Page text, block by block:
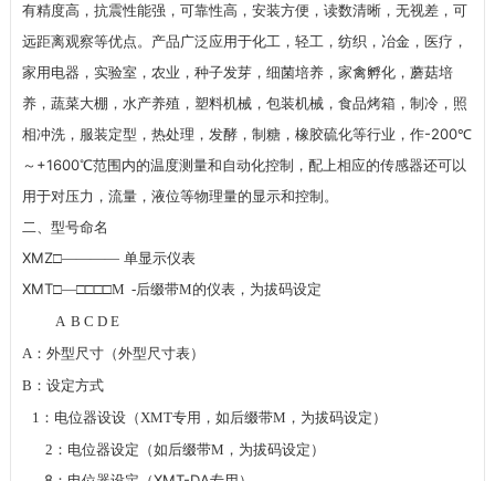
有精度高，抗震性能强，可靠性高，安装方便，读数清晰，无视差，可
远距离观察等优点。产品广泛应用于化工，轻工，纺织，冶金，医疗，
家用电器，实验室，农业，种子发芽，细菌培养，家禽孵化，蘑菇培
养，蔬菜大棚，水产养殖，塑料机械，包装机械，食品烤箱，制冷，照
相冲洗，服装定型，热处理，发酵，制糖，橡胶硫化等行业，作-200℃
～ +1600℃范围内的温度测量和自动化控制，配上相应的传感器还可以
用于对压力，流量，液位等物理量的显示和控制。
二、型号命名
XMZ□———— 单显示仪表
XMT□—□□□□M -后缀带M的仪表，为拔码设定
A B C D E
A：外型尺寸（外型尺寸表）
B ：设定方式
1 ：电位器设设（XMT专用，如后缀带M ，为拔码设定）
2 ：电位器设定（如后缀带M ，为拔码设定）